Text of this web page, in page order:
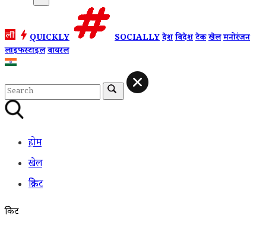
QUICKLY SOCIALLYदेशविदेशटेकखेलमनोरंजन
लाइफस्टाइलवायरल
होम
खेल
क्रिकेट
क्रिकेट